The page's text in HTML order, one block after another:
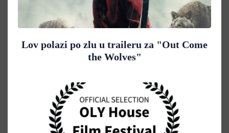
Lov polazi po zlu u traileru za "Out Come
the Wolves"